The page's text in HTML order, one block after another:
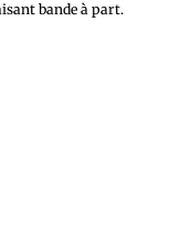
bande à part.